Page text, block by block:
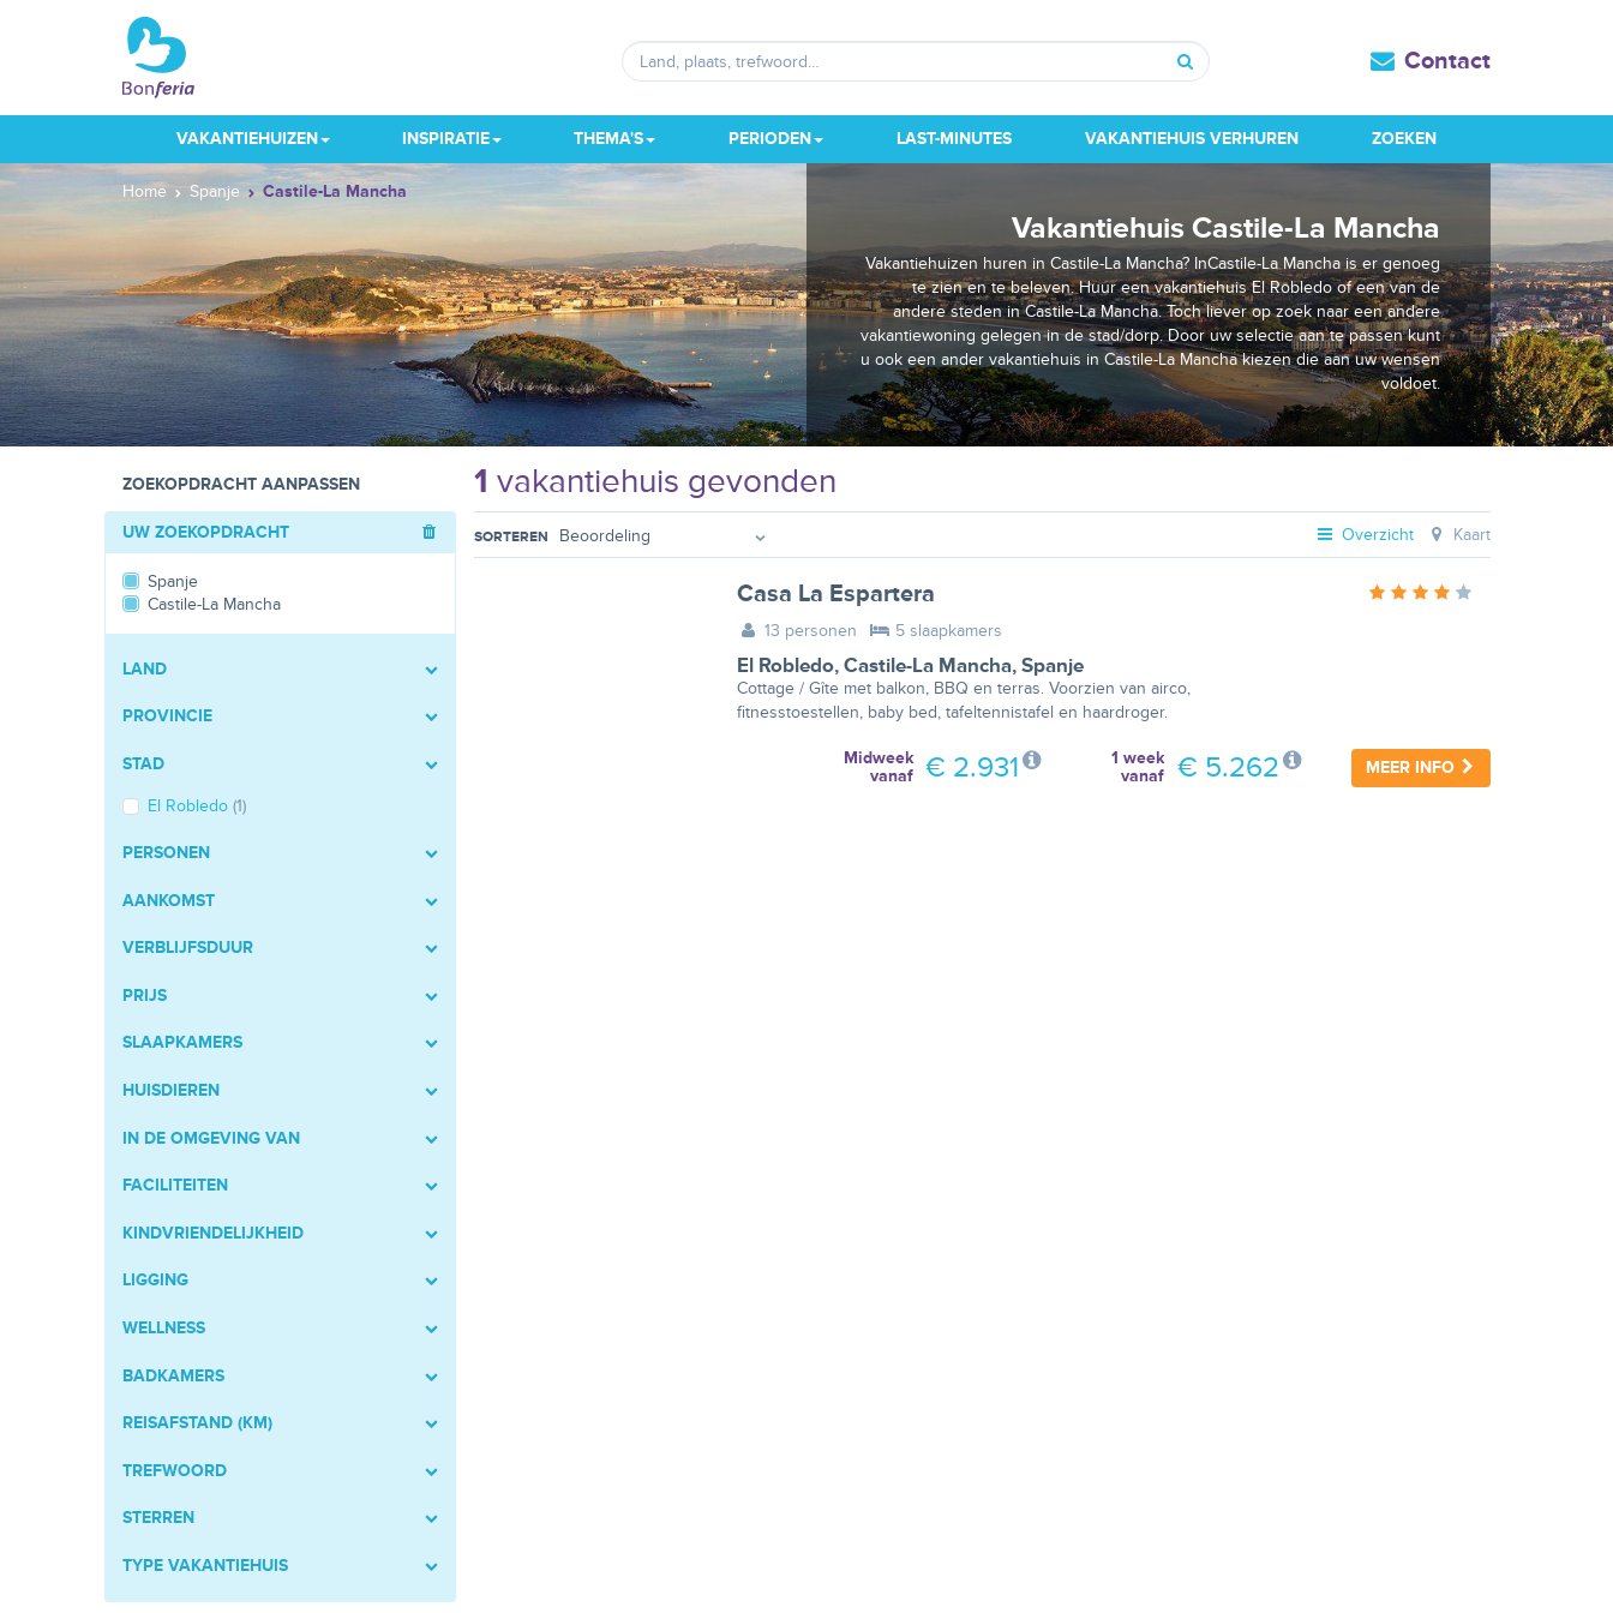
Zoeken
Contact
VAKANTIEHUIZEN INSPIRATIE THEMA'S PERIODEN LAST-MINUTES VAKANTIEHUIS VERHUREN ZOEKEN
Home Spanje Castile-La Mancha
Vakantiehuis Castile-La Mancha
Vakantiehuizen huren in Castile-La Mancha? InCastile-La Mancha is er genoeg
te zien en te beleven. Huur een vakantiehuis El Robledo of een van de
andere steden in Castile-La Mancha. Toch liever op zoek naar een andere
vakantiewoning gelegen in de stad/dorp. Door uw selectie aan te passen kunt
u ook een ander vakantiehuis in Castile-La Mancha kiezen die aan uw wensen
voldoet.
ZOEKOPDRACHT AANPASSEN 1 vakantiehuis gevonden
UW ZOEKOPDRACHT
Spanje
Castile-La Mancha
LAND
PROVINCIE
STAD
El Robledo (1)
PERSONEN
AANKOMST
VERBLIJFSDUUR
PRIJS
SLAAPKAMERS
HUISDIEREN
IN DE OMGEVING VAN
FACILITEITEN
KINDVRIENDELIJKHEID
LIGGING
WELLNESS
BADKAMERS
REISAFSTAND (KM)
TREFWOORD
STERREN
TYPE VAKANTIEHUIS
SORTEREN Overzicht Kaart
Casa La Espartera
13 personen 5 slaapkamers
El Robledo, Castile-La Mancha, Spanje
Cottage / Gîte met balkon, BBQ en terras. Voorzien van airco,
fitnesstoestellen, baby bed, tafeltennistafel en haardroger.
MEER INFO
1 week
vanaf
€ 5.262
Midweek
vanaf
€ 2.931